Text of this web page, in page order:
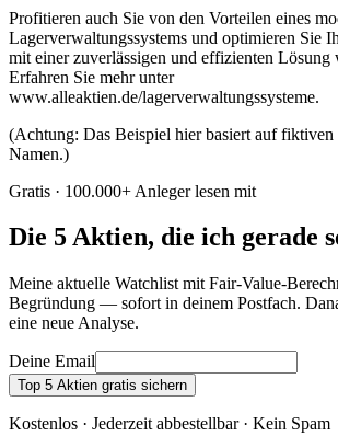
Profitieren auch Sie von den Vorteilen eines
Lagerverwaltungssystems und optimieren Sie
mit einer zuverlässigen und effizienten
Erfahren Sie mehr unter
www.alleaktien.de/lagerverwaltungssysteme.
(Achtung: Das Beispiel hier basiert auf
Namen.)
Gratis · 100.000+ Anleger lesen mit
Die 5 Aktien, die ich gerade
Meine aktuelle Watchlist mit Fair-Value-
Begründung — sofort in deinem Postfach.
eine neue Analyse.
Deine Email
Top 5 Aktien gratis sichern
Kostenlos · Jederzeit abbestellbar · Kein Spam